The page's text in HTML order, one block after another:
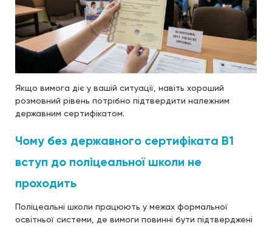
Якщо вимога діє у вашій ситуації, навіть хороший
розмовний рівень потрібно підтвердити належним
державним сертифікатом.
Чому без державного сертифіката B1
вступ до поліцеальної школи не
проходить
Поліцеальні школи працюють у межах формальної
освітньої системи, де вимоги повинні бути підтверджені